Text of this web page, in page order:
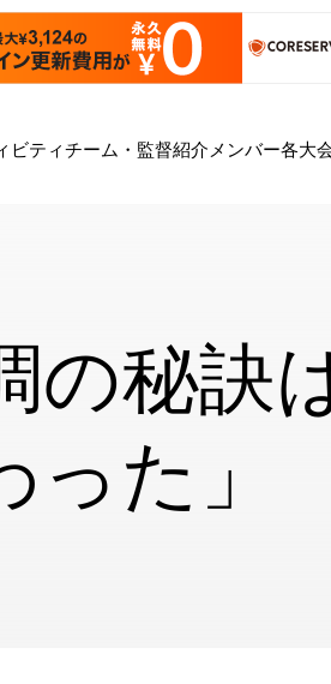
ビティチーム・監督紹介メンバー各大
の秘訣
った」